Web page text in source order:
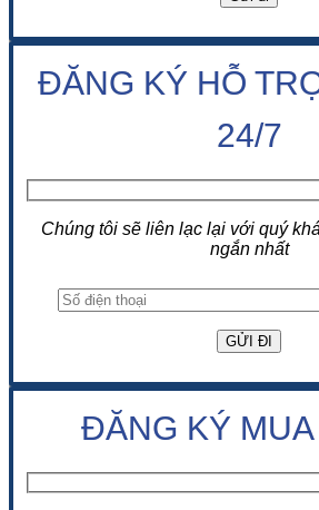
ĐĂNG KÝ HỖ
24/7
Chúng tôi sẽ liên lạc lại với quý
ngắn nhất
ĐĂNG KÝ